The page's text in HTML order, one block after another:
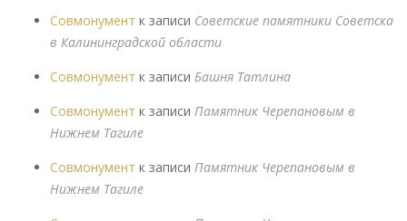
Совмонумент к записи Советские памятники Советска
в Калининградской области
Совмонумент к записи Башня Татлина
Совмонумент к записи Памятник Черепановым в
Нижнем Тагиле
Совмонумент к записи Памятник Черепановым в
Нижнем Тагиле